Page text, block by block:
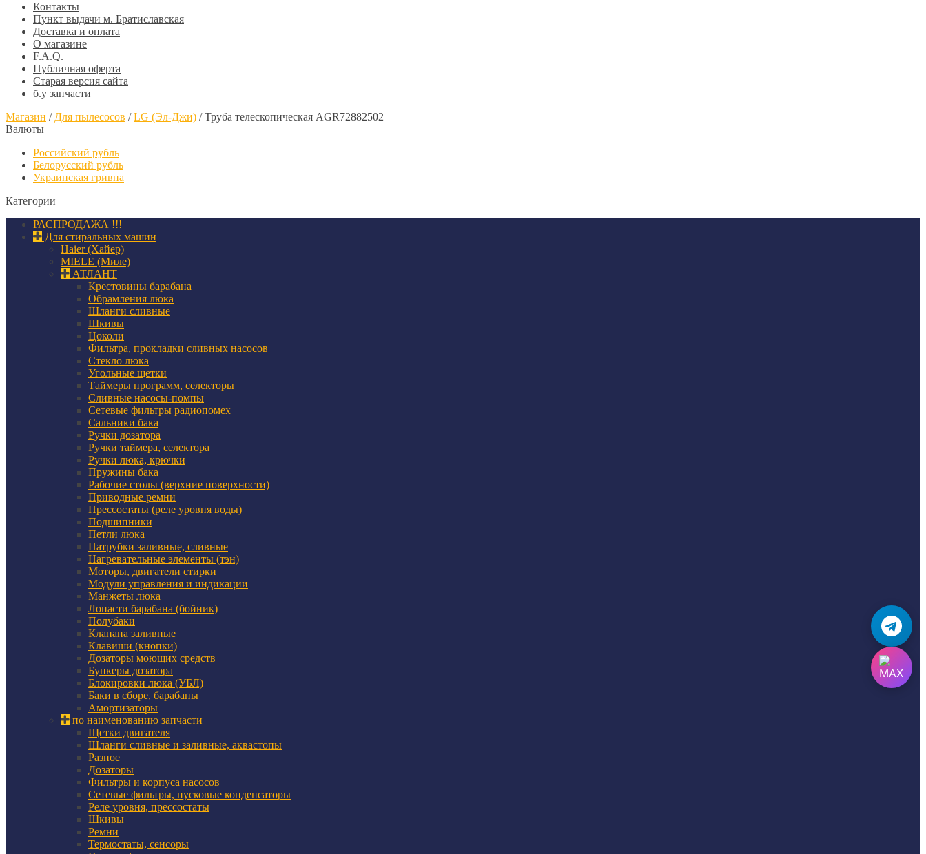
Контакты
Пункт выдачи м. Братиславская
Доставка и оплата
О магазине
F.A.Q.
Публичная оферта
Старая версия сайта
б.у запчасти
Магазин / Для пылесосов /LG (Эл-Джи) /Труба телескопическая AGR72882502
Валюты
Российский рубль
Белорусский рубль
Украинская гривна
Категории
РАСПРОДАЖА !!!
Для стиральных машин
Haier (Хайер)
MIELE (Миле)
АТЛАНТ
Крестовины барабана
Обрамления люка
Шланги сливные
Шкивы
Цоколи
Фильтра, прокладки сливных насосов
Стекло люка
Угольные щетки
Таймеры программ, селекторы
Сливные насосы-помпы
Сетевые фильтры радиопомех
Сальники бака
Ручки дозатора
Ручки таймера, селектора
Ручки люка, крючки
Пружины бака
Рабочие столы (верхние поверхности)
Приводные ремни
Прессостаты (реле уровня воды)
Подшипники
Петли люка
Патрубки заливные, сливные
Нагревательные элементы (тэн)
Моторы, двигатели стирки
Модули управления и индикации
Манжеты люка
Лопасти барабана (бойник)
Полубаки
Клапана заливные
Клавиши (кнопки)
Дозаторы моющих средств
Бункеры дозатора
Блокировки люка (УБЛ)
Баки в сборе, барабаны
Амортизаторы
по наименованию запчасти
Щетки двигателя
Шланги сливные и заливные, аквастопы
Разное
Дозаторы
Фильтры и корпуса насосов
Сетевые фильтры, пусковые конденсаторы
Реле уровня, прессостаты
Шкивы
Ремни
Термостаты, сенсоры